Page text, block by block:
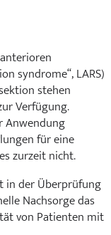
syndrome“, LARS)
stehen
Verfügung.
Anwendung
für eine
zurzeit nicht.
in der Überprüfung
Nachsorge das
von Patienten mit